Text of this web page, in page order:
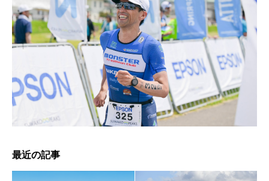
【受付終了】2026大会同日開催！小学生対象キッズ・ラ
最近の記事